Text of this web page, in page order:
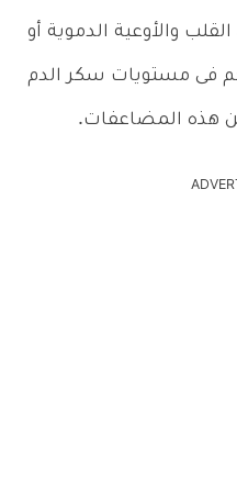
والأوعية الدموية أو
فى مستويات سكر الدم
هذه المضاعفات.